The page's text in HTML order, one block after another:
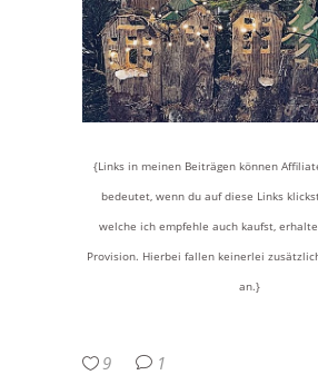
{Links in meinen Beiträgen können
bedeutet, wenn du auf diese Links
welche ich empfehle auch kaufst,
Provision. Hierbei fallen keinerlei
an.}
9 1